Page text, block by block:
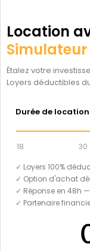
Location
Simulateur
Étalez votre
Loyers déductibles
Durée de location
18 30
✓ Loyers 100%
✓ Option d'achat
✓ Réponse en 48h
✓ Partenaire